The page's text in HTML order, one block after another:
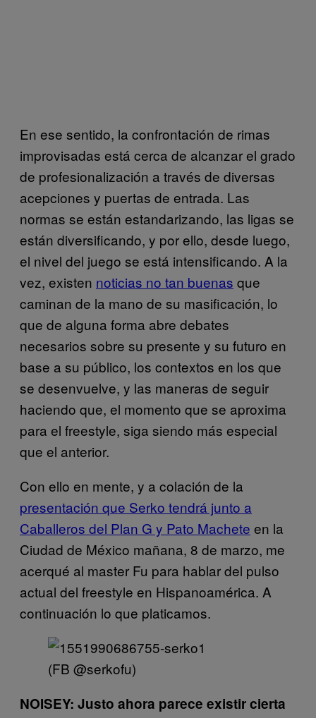
En ese sentido, la confrontación de rimas
improvisadas está cerca de alcanzar el grado
de profesionalización a través de diversas
acepciones y puertas de entrada. Las
normas se están estandarizando, las ligas se
están diversificando, y por ello, desde luego,
el nivel del juego se está intensificando. A la
vez, existen noticias no tan buenas que
caminan de la mano de su masificación, lo
que de alguna forma abre debates
necesarios sobre su presente y su futuro en
base a su público, los contextos en los que
se desenvuelve, y las maneras de seguir
haciendo que, el momento que se aproxima
para el freestyle, siga siendo más especial
que el anterior.
Con ello en mente, y a colación de la
presentación que Serko tendrá junto a
Caballeros del Plan G y Pato Machete en la
Ciudad de México mañana, 8 de marzo, me
acerqué al master Fu para hablar del pulso
actual del freestyle en Hispanoamérica. A
continuación lo que platicamos.
(FB @serkofu)
NOISEY: Justo ahora parece existir cierta